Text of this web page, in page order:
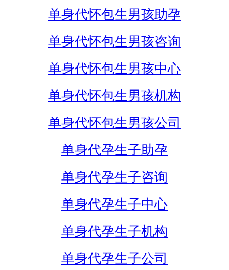
单身代怀包生男孩助孕
单身代怀包生男孩咨询
单身代怀包生男孩中心
单身代怀包生男孩机构
单身代怀包生男孩公司
单身代孕生子助孕
单身代孕生子咨询
单身代孕生子中心
单身代孕生子机构
单身代孕生子公司